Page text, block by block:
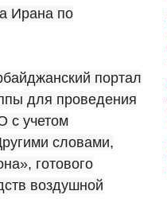
Ирана по
портал
для проведения
с учетом
словами,
готового
воздушной